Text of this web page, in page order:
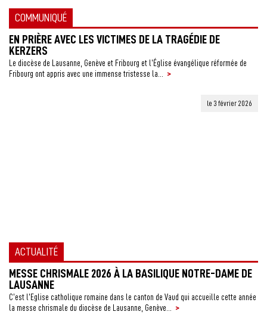
COMMUNIQUÉ
EN PRIÈRE AVEC LES VICTIMES DE LA TRAGÉDIE DE
KERZERS
Le diocèse de Lausanne, Genève et Fribourg et l’Église évangélique réformée de
Fribourg ont appris avec une immense tristesse la...
>
ACTUALITÉ
le 3 février 2026
MESSE CHRISMALE 2026 À LA BASILIQUE NOTRE-DAME DE
LAUSANNE
C’est l’Eglise catholique romaine dans le canton de Vaud qui accueille cette année
la messe chrismale du diocèse de Lausanne, Genève...
>